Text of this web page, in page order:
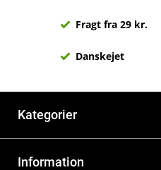
Fragt fra 29 kr.
Danskejet
Kategorier
Information